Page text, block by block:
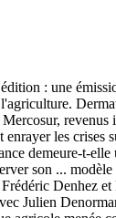
: une
revenus
les crises
demeure-t-elle
son ...
Denhez
Julien